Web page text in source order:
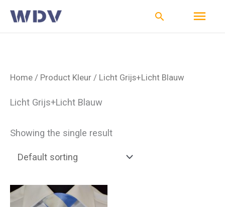
Ga
naar
Zoeken
Home / Product Kleur / Licht Grijs+Licht Blauw
Licht Grijs+Licht Blauw
Showing the single result